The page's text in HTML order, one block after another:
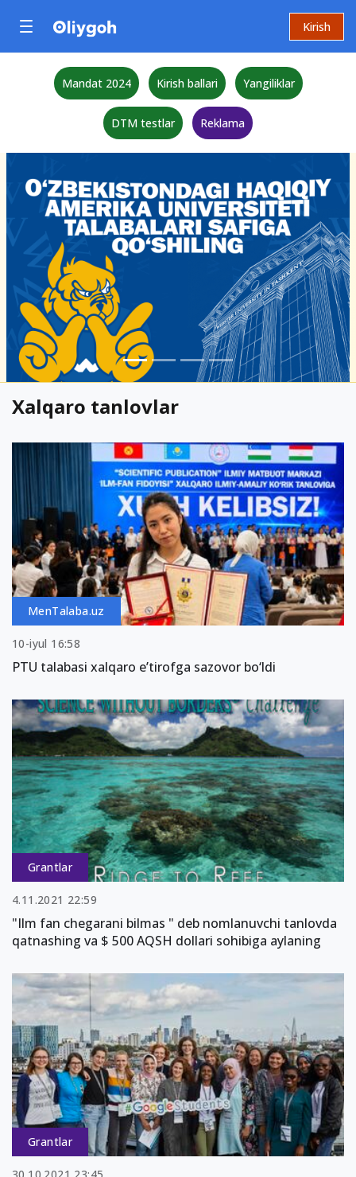
Kirish
Mandat 2024 Kirish ballari Yangiliklar
DTM testlar Reklama
Xalqaro tanlovlar
MenTalaba.uz
10-iyul 16:58
PTU talabasi xalqaro e’tirofga sazovor bo‘ldi
Grantlar
4.11.2021 22:59
"Ilm fan chegarani bilmas " deb nomlanuvchi tanlovda
qatnashing va $ 500 AQSH dollari sohibiga aylaning
Grantlar
30.10.2021 23:45